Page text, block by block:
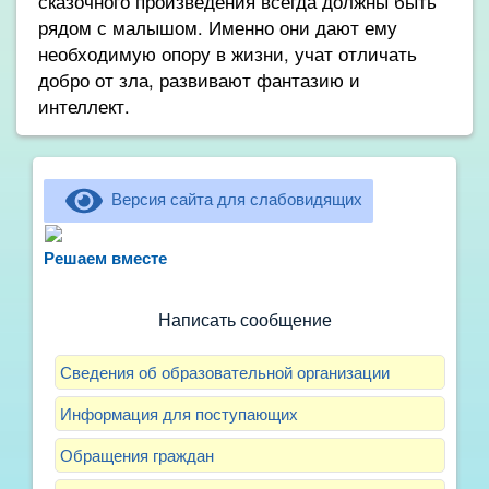
рядом с малышом. Именно они дают ему
необходимую опору в жизни, учат отличать
добро от зла, развивают фантазию и
интеллект.
Версия сайта для слабовидящих
Решаем вместерассказать о воспитателях? Знаете, как
Написать сообщение
Сведения об образовательной организации
Информация для поступающих
Обращения граждан